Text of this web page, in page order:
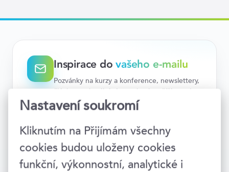
Inspirace dovašeho e-mailu
Pozvánky na kurzy a konference, newslettery,
články na aktuální témata i nejnovější trendy.
Teď už vám nic neunikne.
Nastavení soukromí
Kliknutím na Přijímám všechny
cookies budou uloženy cookies
funkční, výkonnostní, analytické i